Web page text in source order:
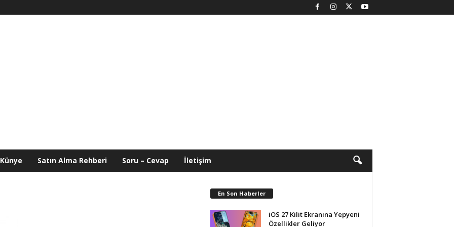
Künye Satın Alma Rehberi Soru – Cevap İletişim
En Son Haberler
iOS 27 Kilit Ekranına Yepyeni
Özellikler Geliyor